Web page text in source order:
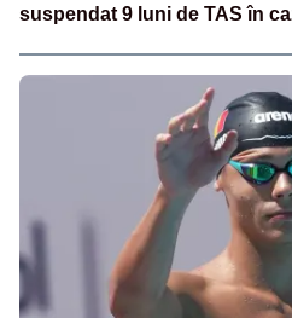
suspendat 9 luni de TAS în